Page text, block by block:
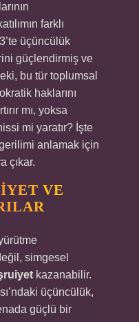
farklı
üçüncülük
güçlendirmiş ve
bu tür toplumsal
haklarını
mı, yoksa
mi yaratır? İşte
anlamak için
çıkar.
VE
simgesel
kazanabilir.
üçüncülük,
güçlü bir